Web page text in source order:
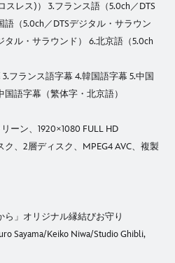
スレス)） 3.フランス語（5.0ch／DTS
（5.0ch／DTSデジタル・サラウン
タル・サラウンド） 6.北京語（5.0ch
フランス語字幕 4.韓国語字幕 5.中国
語字幕（繁体字・北京語）
ーン、1920×1080 FULL HD
、2層ディスク、MPEG4 AVC、複製
」オリジナル縁結びお守り
Sayama/Keiko Niwa/Studio Ghibli,